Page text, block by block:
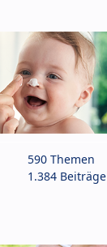
590 Themen
1.384 Beiträge